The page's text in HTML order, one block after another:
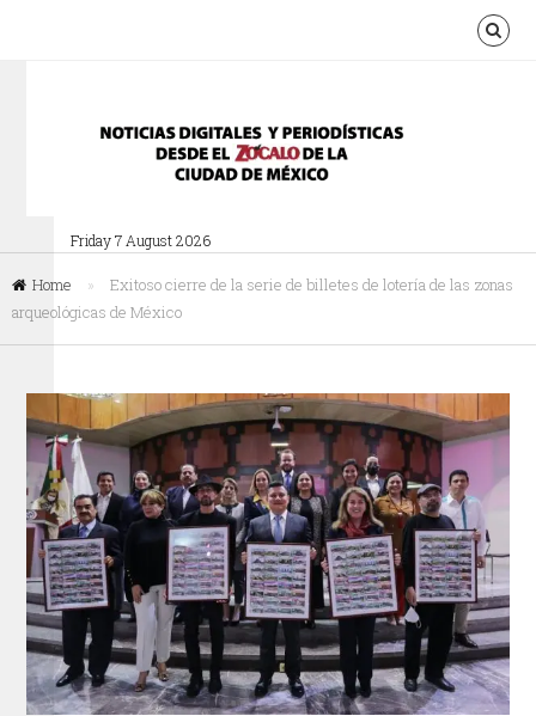
Friday 7 August 2026
Home »
Exitoso cierre de la serie de billetes de lotería de las zonas
arqueológicas de México